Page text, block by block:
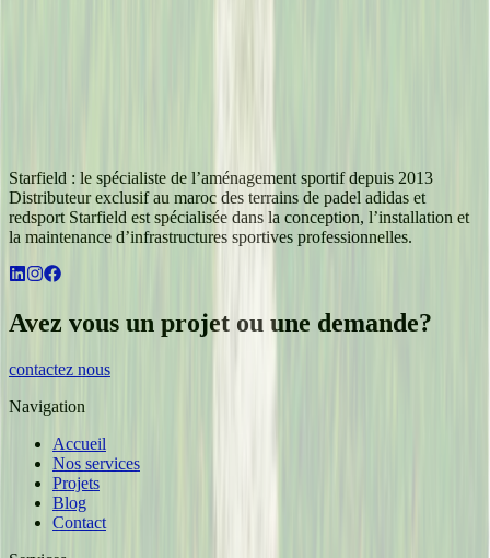
Starfield : le spécialiste de l’aménagement sportif depuis 2013
Distributeur exclusif au maroc des terrains de padel adidas et
redsport Starfield est spécialisée dans la conception, l’installation et
la maintenance d’infrastructures sportives professionnelles.
Avez vous un projet ou une demande?
contactez nous
Navigation
Accueil
Nos services
Projets
Blog
Contact